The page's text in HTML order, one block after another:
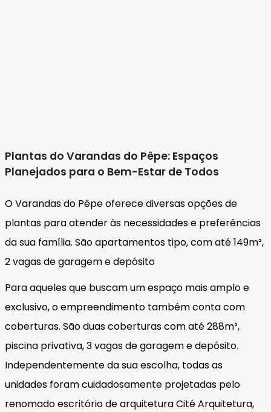
Plantas do Varandas do Pêpe: Espaços
Planejados para o Bem-Estar de Todos
O Varandas do Pêpe oferece diversas opções de
plantas para atender às necessidades e preferências
da sua família. São apartamentos tipo, com até 149m²,
2 vagas de garagem e depósito
Para aqueles que buscam um espaço mais amplo e
exclusivo, o empreendimento também conta com
coberturas. São duas coberturas com até 288m²,
piscina privativa, 3 vagas de garagem e depósito.
Independentemente da sua escolha, todas as
unidades foram cuidadosamente projetadas pelo
renomado escritório de arquitetura Cité Arquitetura,